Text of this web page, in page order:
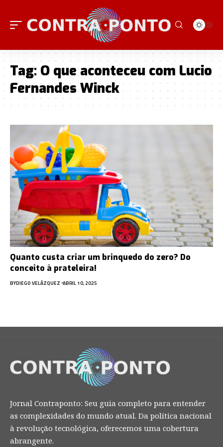
Tag: O que aconteceu com Lucio
Fernandes Winck
Quanto custa criar um brinquedo do zero? Do
conceito à prateleira!
BYDIEGO VELÁZQUEZ ABRIL 10, 2025
Jornal Contraponto: Seu guia completo para entender
as complexidades do mundo atual. Da política nacional
à revolução tecnológica, oferecemos uma cobertura
abrangente.